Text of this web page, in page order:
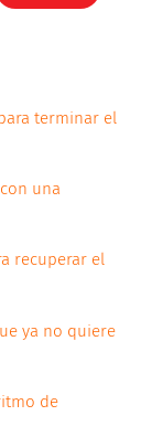
terminar el
una
recuperar el
ya no quiere
de